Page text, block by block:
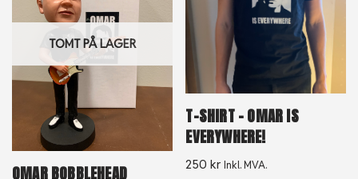
TOMT PÅ LAGER
OMAR BOBBLEHEAD
T-SHIRT – OMAR IS
EVERYWHERE!
250kr Inkl. MVA.